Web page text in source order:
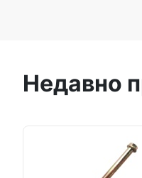
Недавно